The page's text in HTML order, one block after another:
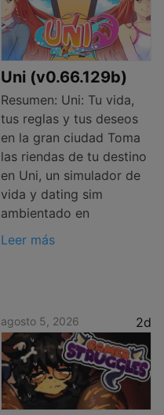
Uni (v0.66.129b)
Resumen: Uni: Tu vida,
tus reglas y tus deseos
en la gran ciudad Toma
las riendas de tu destino
en Uni, un simulador de
vida y dating sim
ambientado en
Leer más
agosto 5, 2026 2d